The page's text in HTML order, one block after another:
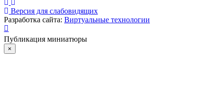
Версия для слабовидящих
Разработка сайта: Виртуальные технологии
Публикация миниатюры
×